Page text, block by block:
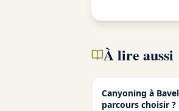
À lire aussi
Canyoning à
parcours choisir ?